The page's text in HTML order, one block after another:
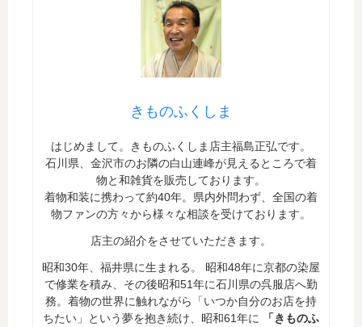
きものふくしま
はじめまして。きものふくしま店主福島正弘です。
石川県、金沢市のお隣の白山連峰が見えるところで着
物と和雑貨を販売しております。
着物和装に携わって約40年。県内外問わず、全国の着
物ファンの方々から様々な相談を受けております。
店主の紹介をさせていただきます。
昭和30年、福井県に生まれる。 昭和48年に京都の染屋
で修業を積み、その後昭和51年に石川県の呉服店へ勤
務。着物の世界に触れながら「いつか自分のお店を持
ちたい」という夢を抱き続け、昭和61年に
「きものふ